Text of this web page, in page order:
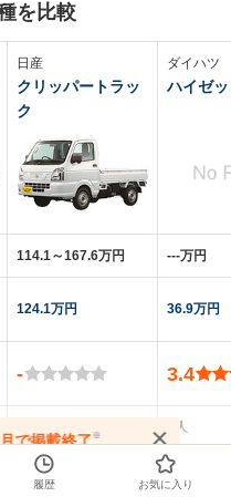
を比較
日産
クリッパートラッ
ク
114.1～167.6万円
124.1万円
-
2ドア
ダイハツ
ハイゼ
‐‐‐万円
36.9万円
3.4
2人
2ドア
する
で掲載終了※
わせください
履歴 お気に入り